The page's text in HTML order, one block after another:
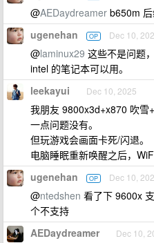
@AEDaydreamer b650m 后
ugenehan OP Dec 10,
@laminux29 这些不是问题
intel 的笔记本可以用。
leekayui Dec 10, 2025
我朋友 9800x3d+x870 吹雪
一点问题没有。
但玩游戏会画面卡死/闪退。
电脑睡眠重新唤醒之后，
ugenehan OP Dec 10,
@ntedshen 看了下 9600x
个不支持
AEDaydreamer Dec 10,